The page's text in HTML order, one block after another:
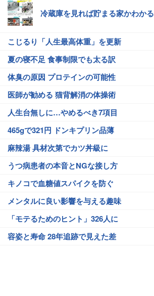
冷蔵庫を見れば貯まる家かわかる
こじるり「人生最高体重」を更新
夏の寝不足 食事制限でも太る訳
体臭の原因 プロテインの可能性
医師が勧める 猫背解消の体操術
人生台無しに…やめるべき7項目
465gで321円 ドンキプリン品薄
麻辣湯 具材次第でカツ丼級に
うつ病患者の本音とNGな接し方
キノコで血糖値スパイクを防ぐ
メンタルに良い影響を与える趣味
「モテるためのヒント」326人に
容姿と寿命 28年追跡で見えた差